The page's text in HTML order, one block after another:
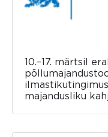
10.–17. märtsil
majandusliku